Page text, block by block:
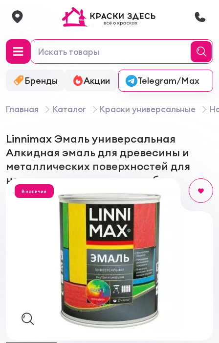
Бренды Акции Онлайн-колеровка
Telegram/Max
Главная Каталог Краски универсальные
Linnimax Эмаль универсальная
Алкидная эмаль для древесины и
металлических поверхностей для
наружных и внутренних работ
В наличии